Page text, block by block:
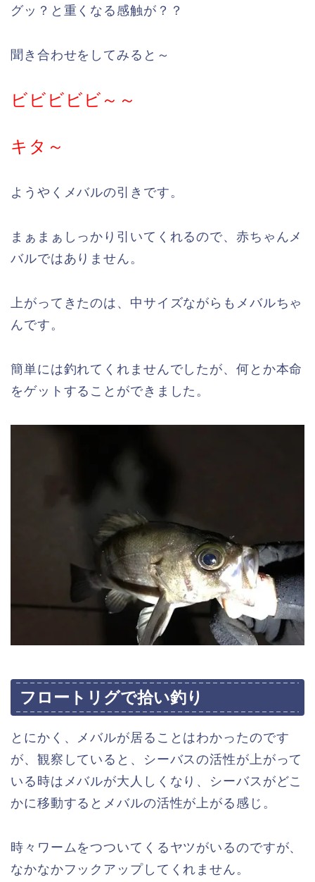
グッ？と重くなる感触が？？
聞き合わせをしてみると～
ビビビビビ～～
キタ～
ようやくメバルの引きです。
まぁまぁしっかり引いてくれるので、赤ちゃんメ
バルではありません。
上がってきたのは、中サイズながらもメバルちゃ
んです。
簡単には釣れてくれませんでしたが、何とか本命
をゲットすることができました。
フロートリグで拾い釣り
とにかく、メバルが居ることはわかったのです
が、観察していると、シーバスの活性が上がって
いる時はメバルが大人しくなり、シーバスがどこ
かに移動するとメバルの活性が上がる感じ。
時々ワームをつついてくるヤツがいるのですが、
なかなかフックアップしてくれません。